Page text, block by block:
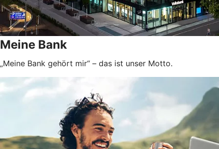
Meine Bank
„Meine Bank gehört mir“ – das ist unser Motto.